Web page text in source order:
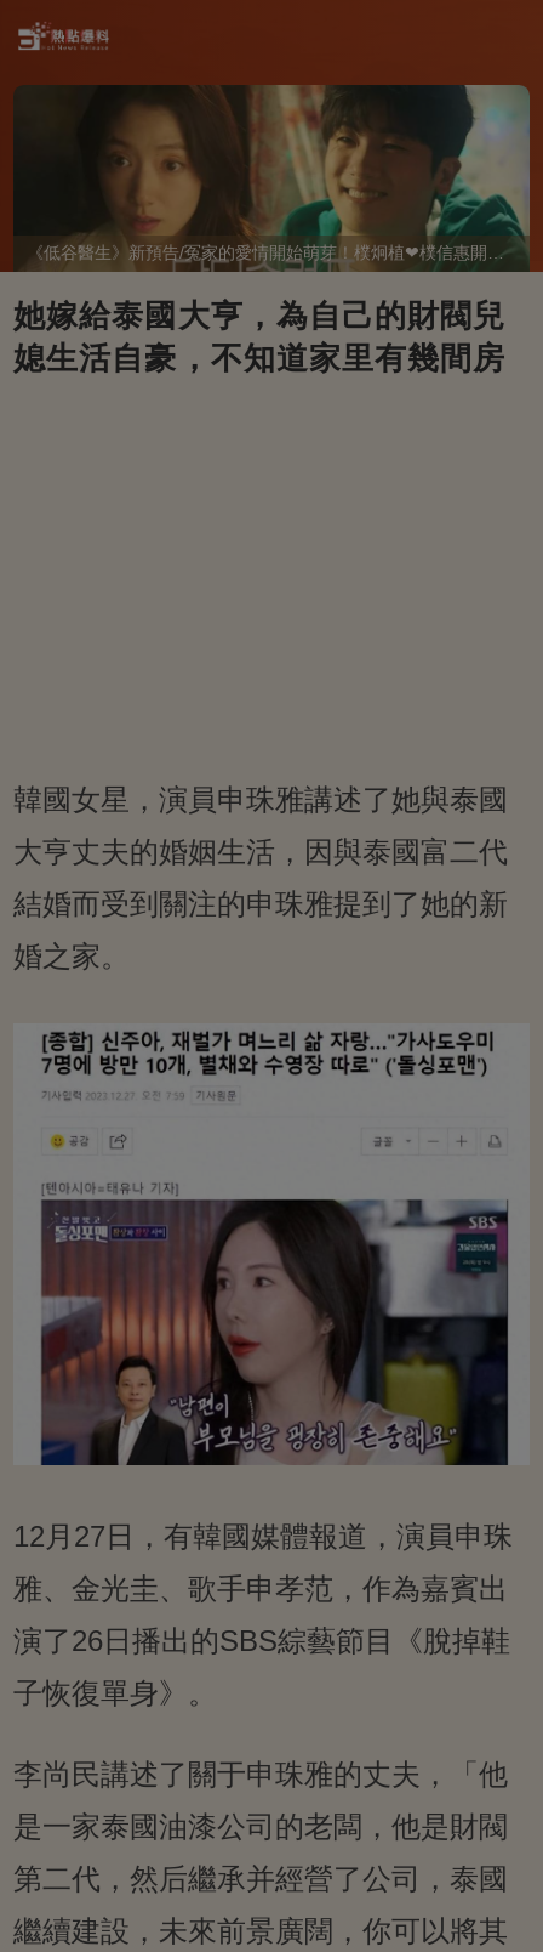
《低谷醫生》新預告/冤家的愛情開始萌芽！樸炯植❤樸信惠開啓「同居生活」互相共鳴、安慰~
她嫁給泰國大亨，為自己的財閥兒
媳生活自豪，不知道家里有幾間房
韓國女星，演員申珠雅講述了她與泰國
大亨丈夫的婚姻生活，因與泰國富二代
結婚而受到關注的申珠雅提到了她的新
婚之家。
12月27日，有韓國媒體報道，演員申珠
雅、金光圭、歌手申孝范，作為嘉賓出
演了26日播出的SBS綜藝節目《脫掉鞋
子恢復單身》。
李尚民講述了關于申珠雅的丈夫，「他
是一家泰國油漆公司的老闆，他是財閥
第二代，然后繼承并經營了公司，泰國
繼續建設，未來前景廣闊，你可以將其